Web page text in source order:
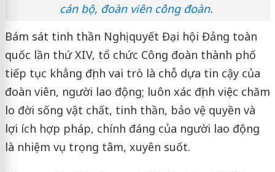
cán bộ, đoàn viên công đoàn.
Bám sát tinh thần Nghị quyết Đại hội Đảng toàn
quốc lần thứ XIV, tổ chức Công đoàn thành phố
tiếp tục khẳng định vai trò là chỗ dựa tin cậy của
đoàn viên, người lao động; luôn xác định việc chăm
lo đời sống vật chất, tinh thần, bảo vệ quyền và
lợi ích hợp pháp, chính đáng của người lao động
là nhiệm vụ trọng tâm, xuyên suốt.